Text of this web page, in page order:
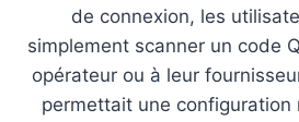
de connexion, les
simplement scanner un code
opérateur ou à leur
permettait une configuration